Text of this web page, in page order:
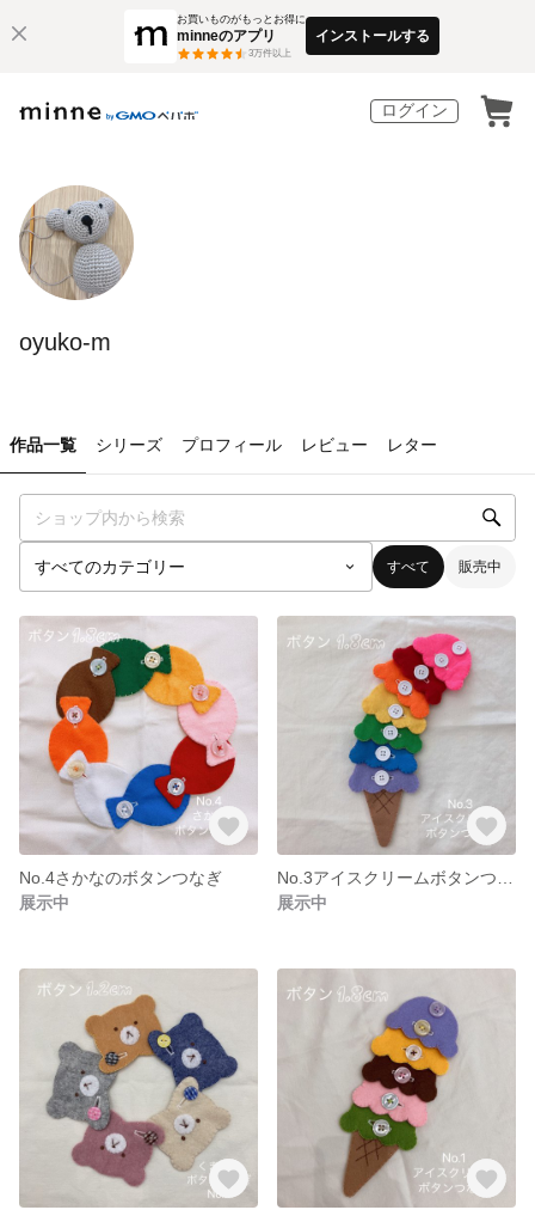
お買いものがもっとお得に
minneのアプリ
3万件以上
インストールする
ログイン
oyuko-m
作品一覧 シリーズ プロフィール レビュー レター
すべて 販売中
No.4さかなのボタンつなぎ
展示中
展示中